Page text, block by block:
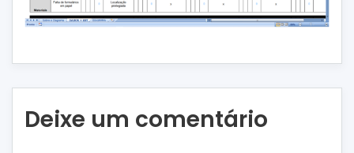
Deixe um comentário